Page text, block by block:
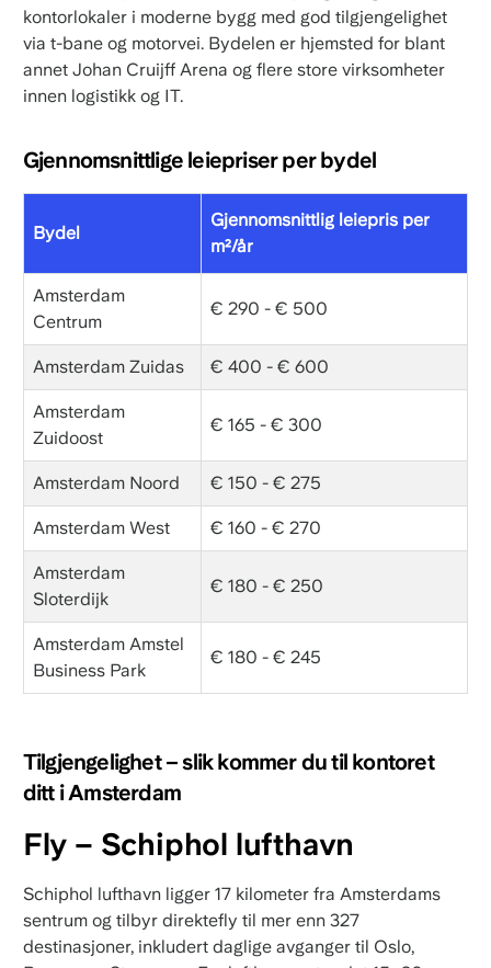
kontorlokaler i moderne bygg med god tilgjengelighet
via t-bane og motorvei. Bydelen er hjemsted for blant
annet Johan Cruijff Arena og flere store virksomheter
innen logistikk og IT.
Gjennomsnittlige leiepriser per bydel
Bydel
Gjennomsnittlig leiepris per
m²/år
Amsterdam
Centrum
€ 290 - € 500
Amsterdam Zuidas € 400 - € 600
Amsterdam
Zuidoost
€ 165 - € 300
Amsterdam Noord € 150 - € 275
Amsterdam West € 160 - € 270
Amsterdam
Sloterdijk
€ 180 - € 250
Amsterdam Amstel
Business Park
€ 180 - € 245
Tilgjengelighet – slik kommer du til kontoret
ditt i Amsterdam
Fly – Schiphol lufthavn
Schiphol lufthavn ligger 17 kilometer fra Amsterdams
sentrum og tilbyr direktefly til mer enn 327
destinasjoner, inkludert daglige avganger til Oslo,